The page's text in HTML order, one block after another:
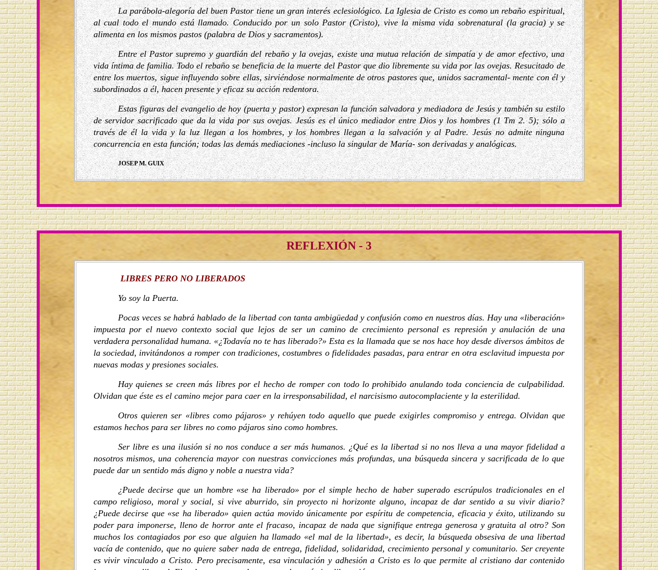
La parábola-alegoría del buen Pastor tiene un gran interés eclesiológico. La Iglesia de Cristo es como un rebaño espiritual,
al cual todo el mundo está llamado. Conducido por un solo Pastor (Cristo), vive la misma vida sobrenatural (la gracia) y se
alimenta en los mismos pastos (palabra de Dios y sacramentos).
Entre el Pastor supremo y guardián del rebaño y la ovejas, existe una mutua relación de simpatía y de amor efectivo, una
vida íntima de familia. Todo el rebaño se beneficia de la muerte del Pastor que dio libremente su vida por las ovejas. Resucitado de
entre los muertos, sigue influyendo sobre ellas, sirviéndose normalmente de otros pastores que, unidos sacramental- mente con él y
subordinados a él, hacen presente y eficaz su acción redentora.
Estas figuras del evangelio de hoy (puerta y pastor) expresan la función salvadora y mediadora de Jesús y también su estilo
de servidor sacrificado que da la vida por sus ovejas. Jesús es el único mediador entre Dios y los hombres (1 Tm 2. 5); sólo a
través de él la vida y la luz llegan a los hombres, y los hombres llegan a la salvación y al Padre. Jesús no admite ninguna
concurrencia en esta función; todas las demás mediaciones -incluso la singular de María- son derivadas y analógicas.
JOSEP M. GUIX
REFLEXIÓN - 3
LIBRES PERO NO LIBERADOS
Yo soy la Puerta.
Pocas veces se habrá hablado de la libertad con tanta ambigüedad y confusión como en nuestros días. Hay una «liberación»
impuesta por el nuevo contexto social que lejos de ser un camino de crecimiento personal es represión y anulación de una
verdadera personalidad humana. «¿Todavía no te has liberado?» Esta es la llamada que se nos hace hoy desde diversos ámbitos de
la sociedad, invitándonos a romper con tradiciones, costumbres o fidelidades pasadas, para entrar en otra esclavitud impuesta por
nuevas modas y presiones sociales.
Hay quienes se creen más libres por el hecho de romper con todo lo prohibido anulando toda conciencia de culpabilidad.
Olvidan que éste es el camino mejor para caer en la irresponsabilidad, el narcisismo autocomplaciente y la esterilidad.
Otros quieren ser «libres como pájaros» y rehúyen todo aquello que puede exigirles compromiso y entrega. Olvidan que
estamos hechos para ser libres no como pájaros sino como hombres.
Ser libre es una ilusión si no nos conduce a ser más humanos. ¿Qué es la libertad si no nos lleva a una mayor fidelidad a
nosotros mismos, una coherencia mayor con nuestras convicciones más profundas, una búsqueda sincera y sacrificada de lo que
puede dar un sentido más digno y noble a nuestra vida?
¿Puede decirse que un hombre «se ha liberado» por el simple hecho de haber superado escrúpulos tradicionales en el
campo religioso, moral y social, si vive aburrido, sin proyecto ni horizonte alguno, incapaz de dar sentido a su vivir diario?
¿Puede decirse que «se ha liberado» quien actúa movido únicamente por espíritu de competencia, eficacia y éxito, utilizando su
poder para imponerse, lleno de horror ante el fracaso, incapaz de nada que signifique entrega generosa y gratuita al otro? Son
muchos los contagiados por eso que alguien ha llamado «el mal de la libertad», es decir, la búsqueda obsesiva de una libertad
vacía de contenido, que no quiere saber nada de entrega, fidelidad, solidaridad, crecimiento personal y comunitario. Ser creyente
es vivir vinculado a Cristo. Pero precisamente, esa vinculación y adhesión a Cristo es lo que permite al cristiano dar contenido